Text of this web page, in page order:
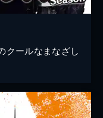
クールなまなざし